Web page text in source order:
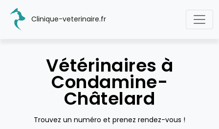
Clinique-veterinaire.fr
Vétérinaires à
Condamine-
Châtelard
Trouvez un numéro et prenez rendez-vous !